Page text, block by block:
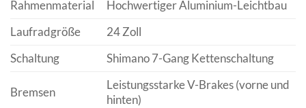
Rahmenmaterial
Hochwertiger Aluminium-Leichtbau
Laufradgröße
24 Zoll
Schaltung
Shimano 7-Gang Kettenschaltung
Bremsen
Leistungsstarke V-Brakes (vorne und
hinten)